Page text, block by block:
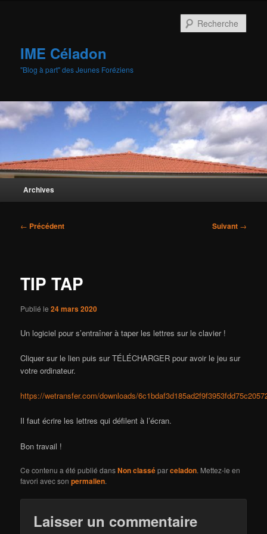
IME Céladon
"Blog à part" des Jeunes Foréziens
Archives
Navigation
← Précédent Suivant →
TIP TAP
Publié le24 mars 2020
Un logiciel pour s’entraîner à taper les lettres sur le clavier !
Cliquer sur le lien puis sur TÉLÉCHARGER pour avoir le jeu sur
votre ordinateur.
https://wetransfer.com/downloads/
Il faut écrire les lettres qui défilent à l’écran.
Bon travail !
Ce contenu a été publié dansNon classéparceladon. Mettez-le en
favori avec sonpermalien.
Laisser un commentaire